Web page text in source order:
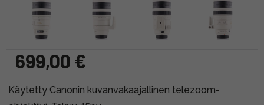
699,00 €
Käytetty Canonin kuvanvakaajallinen telezoom-